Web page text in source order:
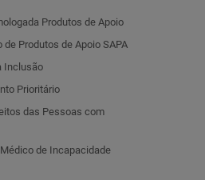
Produtos de Apoio
de Produtos de Apoio SAPA
Inclusão
Prioritário
das Pessoas com
de Incapacidade